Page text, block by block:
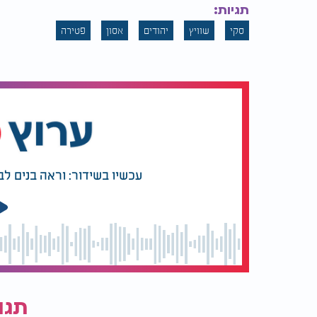
תגיות:
סקי שוויץ יהודים אסון פטירה
עכשיו בשידור: וראה בנים